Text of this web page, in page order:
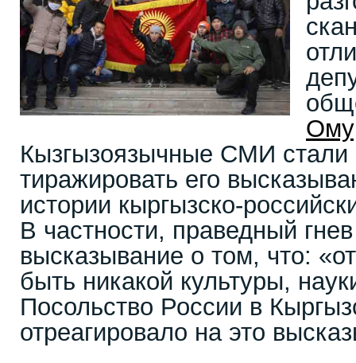
Кызгызоязычные СМИ стали
тиражировать его
истории кыргызско-
В частности, праведный
высказывание о том, что:
быть никакой культуры,
Посольство России в
отреагировало на это